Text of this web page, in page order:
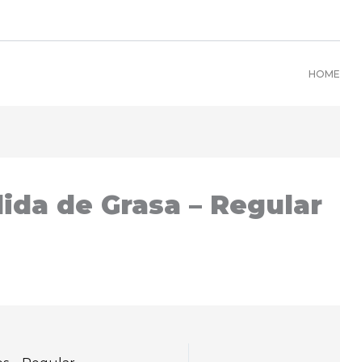
HOME
de Grasa – Regular